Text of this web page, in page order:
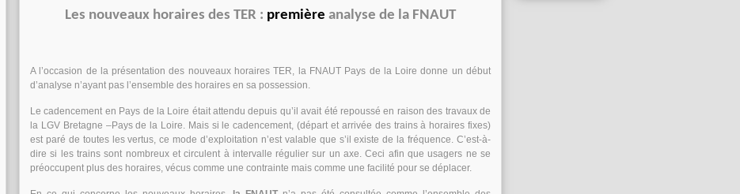
Les nouveaux horaires des TER : première analyse de la FNAUT
A l’occasion de la présentation des nouveaux horaires TER, la FNAUT Pays de la Loire donne un début
d’analyse n’ayant pas l’ensemble des horaires en sa possession.
Le cadencement en Pays de la Loire était attendu depuis qu’il avait été repoussé en raison des travaux de
la LGV Bretagne –Pays de la Loire. Mais si le cadencement, (départ et arrivée des trains à horaires fixes)
est paré de toutes les vertus, ce mode d’exploitation n’est valable que s’il existe de la fréquence. C’est-à-
dire si les trains sont nombreux et circulent à intervalle régulier sur un axe. Ceci afin que usagers ne se
préoccupent plus des horaires, vécus comme une contrainte mais comme une facilité pour se déplacer.